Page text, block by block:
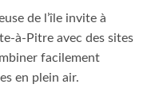
de l’île invite à
à-Pitre avec des sites
facilement
en plein air.